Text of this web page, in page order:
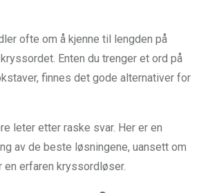
ofte om å kjenne til lengden på
Enten du trenger et ord på
finnes det gode alternativer for
leter etter raske svar. Her er en
av de beste løsningene, uansett om
en erfaren kryssordløser.